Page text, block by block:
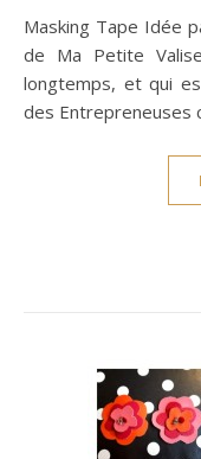
Masking Tape Idée partagée Ce jour, je partage un article
de Ma Petite
longtemps, et qui
des Entrepreneuses